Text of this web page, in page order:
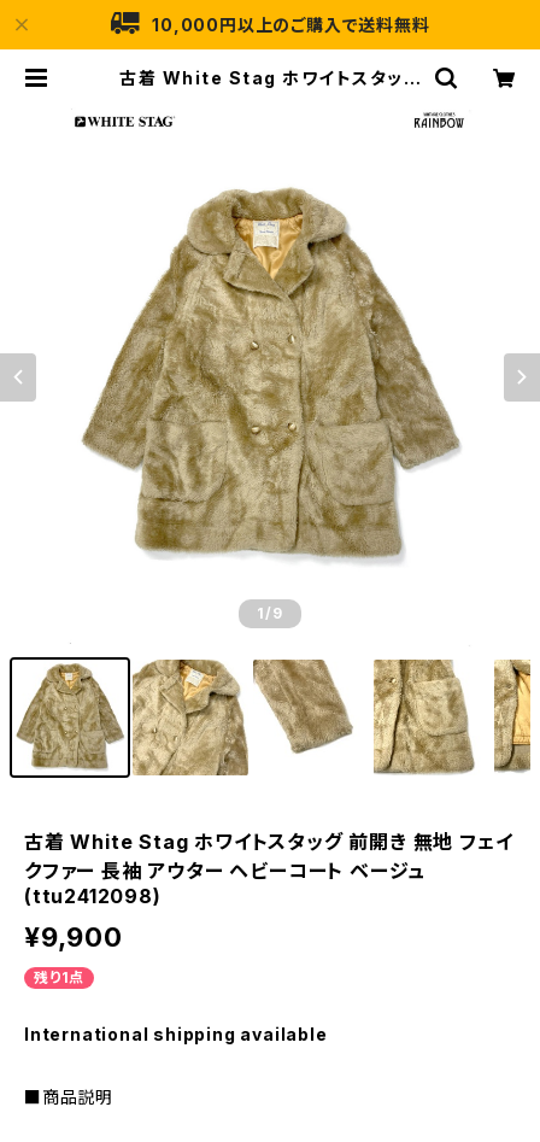
10,000円以上のご購入で送料無料
古着 White Stag ホワイトスタッグ
ター ヘビーコート ベージュ (ttu241
1 /9
古着 White Stag ホワイトスタッグ 前開き 無地 フェイ
クファー 長袖 アウター ヘビーコート ベージュ
(ttu2412098)
¥9,900
残り1点
International shipping available
■商品説明